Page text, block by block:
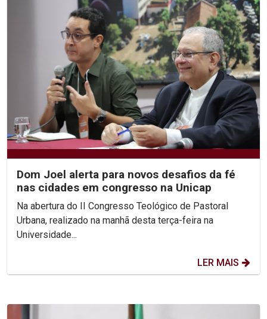
Dom Joel alerta para novos desafios da fé
nas cidades em congresso na Unicap
Na abertura do II Congresso Teológico de Pastoral
Urbana, realizado na manhã desta terça-feira na
Universidade...
LER MAIS